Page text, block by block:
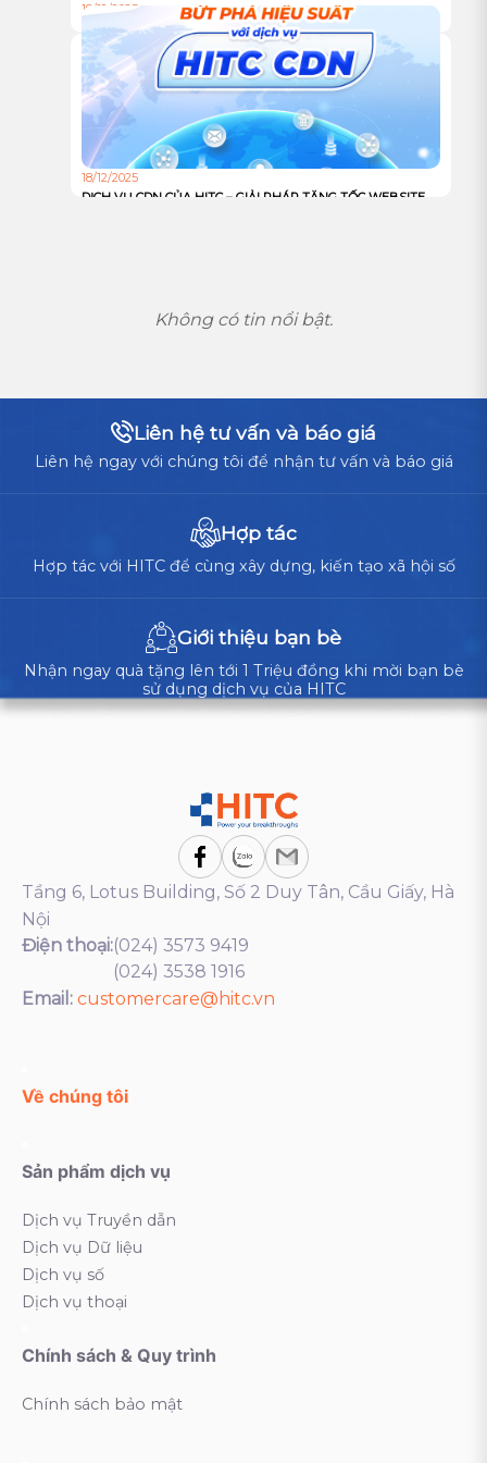
18/12/2025
TỰ XÂY HAY THUÊ TRUNG TÂM DỮ LIỆU: ĐÂU LÀ LỰA
CHỌN TỐI ƯU CHO DOANH NGHIỆP?
18/12/2025
DỊCH VỤ CDN CỦA HITC – GIẢI PHÁP TĂNG TỐC WEBSITE
Không có tin nổi bật.
Liên hệ tư vấn và báo giá
Liên hệ ngay với chúng tôi để nhận tư vấn và báo giá
Hợp tác
Hợp tác với HITC để cùng xây dựng, kiến tạo xã hội số
Giới thiệu bạn bè
Nhận ngay quà tặng lên tới 1 Triệu đồng khi mời bạn bè
sử dụng dịch vụ của HITC
Tầng 6, Lotus Building, Số 2 Duy Tân, Cầu Giấy, Hà
Nội
Điện thoại:(024) 3573 9419
(024) 3538 1916
Email: customercare@hitc.vn
Về chúng tôi
Sản phẩm dịch vụ
Dịch vụ Truyền dẫn
Dịch vụ Dữ liệu
Dịch vụ số
Dịch vụ thoại
Chính sách & Quy trình
Chính sách bảo mật